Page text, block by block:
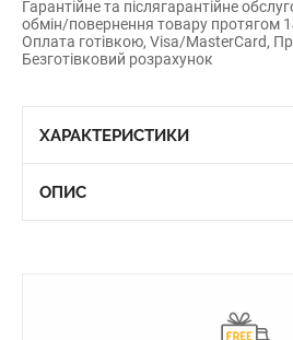
Гарантійне та післягарантійне
обмін/повернення товару протягом
Оплата готівкою, Visa/MasterCard,
Безготівковий розрахунок
ХАРАКТЕРИСТИКИ
ОПИС